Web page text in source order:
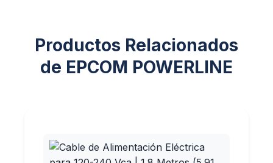
Productos Relacionados
de EPCOM POWERLINE